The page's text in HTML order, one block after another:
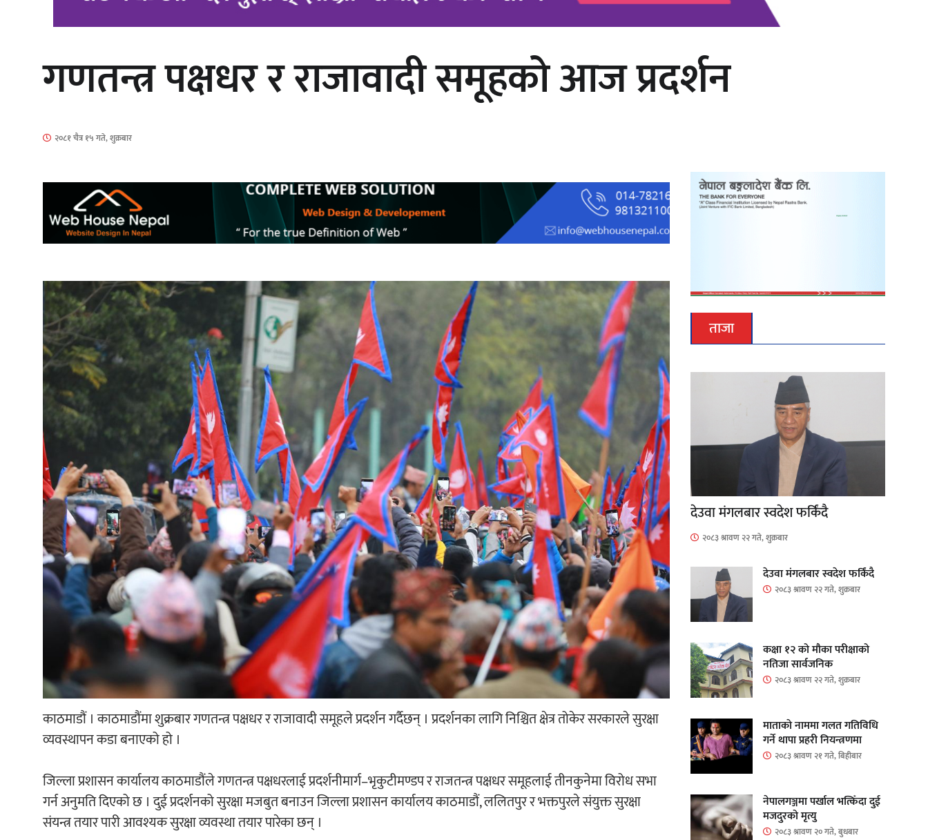
‘आइतबारको अफिस’ को परिचर्चा सम्पन्न
अर्जुन चन्द्रको ‘संवेदनाका प्रतिध्वनि’
मुक्तकसङ्ग्रह लोकार्पण
‘दुर्गा’ निर्माण गर्दै सम्राट
चलचित्र ‘माया भनेकै यस्तो होला’को शीर्ष
गीत सार्वजनिक
गणतन्त्र पक्षधर र राजावादी समूहको आज प्रदर्शन
२०८१ चैत्र १५ गते, शुक्रबार
काठमाडौं । काठमाडौंमा शुक्रबार गणतन्त्र पक्षधर र राजावादी समूहले प्रदर्शन गर्दैछन् । प्रदर्शनका लागि निश्चित क्षेत्र तोकेर सरकारले सुरक्षा
व्यवस्थापन कडा बनाएको हो ।
जिल्ला प्रशासन कार्यालय काठमाडौंले गणतन्त्र पक्षधरलाई प्रदर्शनीमार्ग–भृकुटीमण्डप र राजतन्त्र पक्षधर समूहलाई तीनकुनेमा विरोध सभा
गर्न अनुमति दिएको छ । दुई प्रदर्शनको सुरक्षा मजबुत बनाउन जिल्ला प्रशासन कार्यालय काठमाडौं, ललितपुर र भक्तपुरले संयुक्त सुरक्षा
संयन्त्र तयार पारी आवश्यक सुरक्षा व्यवस्था तयार पारेका छन् ।
ताजा
देउवा मंगलबार स्वदेश फर्किंदै
२०८३ श्रावण २२ गते, शुक्रबार
देउवा मंगलबार स्वदेश फर्किंदै
२०८३ श्रावण २२ गते, शुक्रबार
कक्षा १२ को मौका परीक्षाको
नतिजा सार्वजनिक
२०८३ श्रावण २२ गते, शुक्रबार
माताकाे नाममा गलत गतिविधि
गर्ने थापा प्रहरी नियन्त्रणमा
२०८३ श्रावण २१ गते, बिहीबार
नेपालगञ्जमा पर्खाल भत्किँदा दुई
मजदुरको मृत्यु
२०८३ श्रावण २० गते, बुधबार